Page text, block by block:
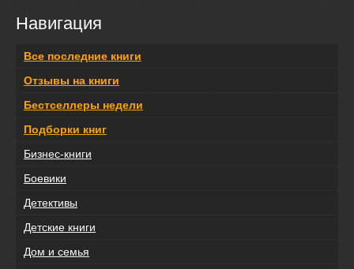
Навигация
Все последние книги
Отзывы на книги
Бестселлеры недели
Подборки книг
Бизнес-книги
Боевики
Детективы
Детские книги
Дом и семья